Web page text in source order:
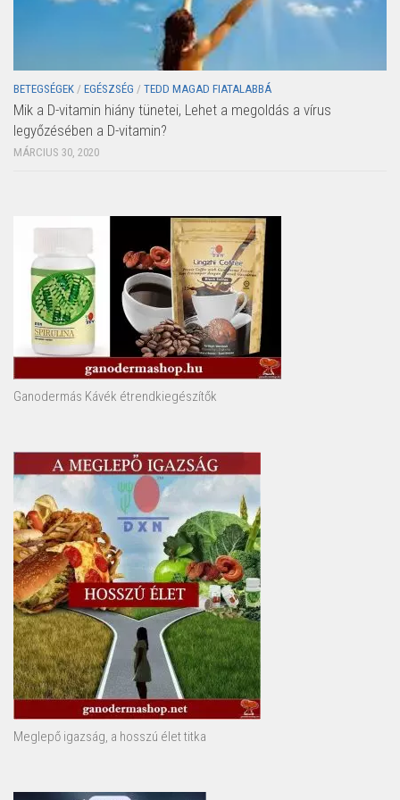
BETEGSÉGEK / EGÉSZSÉG / TEDD MAGAD FIATALABBÁ
Mik a D-vitamin hiány tünetei, Lehet a megoldás a vírus
legyőzésében a D-vitamin?
MÁRCIUS 30, 2020
Ganodermás Kávék étrendkiegészítők
Meglepő igazság, a hosszú élet titka